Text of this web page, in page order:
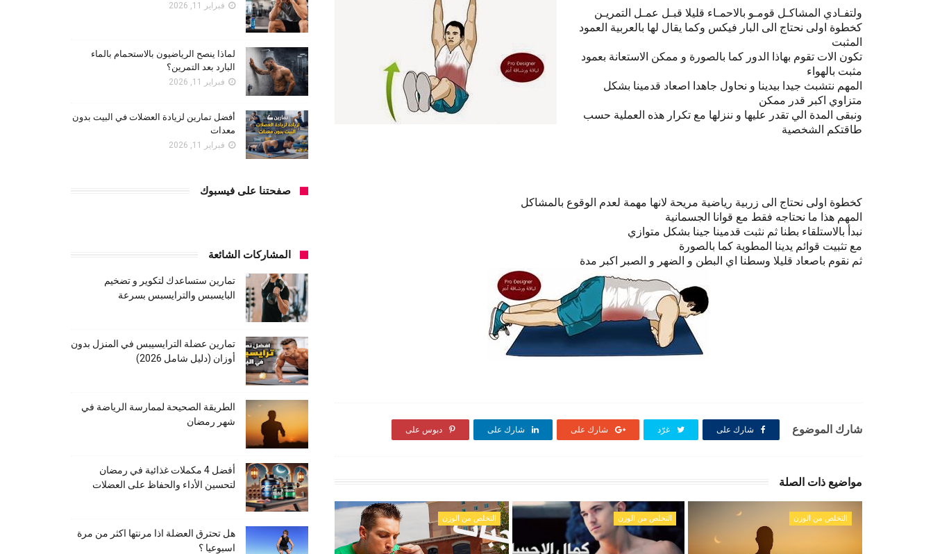
ولتفـادي المشاكـل قومـو بالاحمـاء قليلا قبـل عمـل التمريـن
كخطوة اولى نحتاج الى البار فيكس وكما يقال لها بالعربية العمود
المثبت
تكون الات تقوم بهاذا الدور كما بالصورة و ممكن الاستعانة بعمود
مثبت بالهواء
المهم نتشبث جيدا بيدينا و نحاول جاهدا اصعاد قدمينا بشكل
متزاوي اكبر قدر ممكن
ونبقى المدة الي تقدر عليها و ننزلها مع تكرار هذه العملية حسب
طاقتكم الشخصية
كخطوة اولى نحتاج الى زربية رياضية مريحة لانها مهمة لعدم الوقوع بالمشاكل
المهم هذا ما نحتاجه فقط مع قوانا الجسمانية
نبدأ بالاستلقاء بطنا ثم نثبت قدمينا جينا بشكل متوازي
مع تثبيت قوائم يدينا المطوية كما بالصورة
ثم نقوم باصعاد قليلا وسطنا اي البطن و الضهر و الصبر اكبر مدة
شارك الموضوع شارك على غرّد شارك على شارك على دبوس على
مواضيع ذات الصلة
التخلص من الوزن التخلص من الوزن التخلص من الوزن
فبراير 11, 2026
لماذا ينصح الرياضيون بالاستحمام بالماء
البارد بعد التمرين؟
فبراير 11, 2026
أفضل تمارين لزيادة العضلات في البيت بدون
معدات
فبراير 11, 2026
صفحتنا على فيسبوك
المشاركات الشائعة
تمارين ستساعدك لتكوير و تضخيم
البايسبس والترايسبس بسرعة
تمارين عضلة الترايسيبس في المنزل بدون
أوزان (دليل شامل 2026)
الطريقة الصحيحة لممارسة الرياضة في
شهر رمضان
أفضل 4 مكملات غذائية في رمضان
لتحسين الأداء والحفاظ على العضلات
هل تحترق العضلة اذا مرنتها اكثر من مرة
اسبوعيا ؟